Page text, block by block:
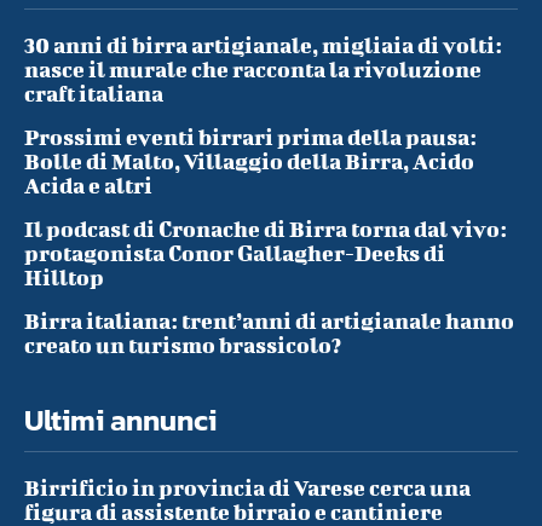
30 anni di birra artigianale, migliaia di volti:
nasce il murale che racconta la rivoluzione
craft italiana
Prossimi eventi birrari prima della pausa:
Bolle di Malto, Villaggio della Birra, Acido
Acida e altri
Il podcast di Cronache di Birra torna dal vivo:
protagonista Conor Gallagher-Deeks di
Hilltop
Birra italiana: trent’anni di artigianale hanno
creato un turismo brassicolo?
Ultimi annunci
Birrificio in provincia di Varese cerca una
figura di assistente birraio e cantiniere